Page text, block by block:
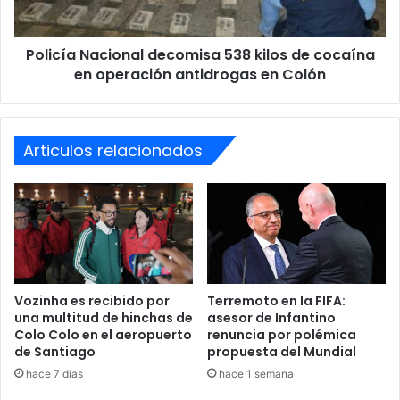
representar una reedición del histórico“Trio MSN”
Fuente ESPN
Tras sufrir una nueva lesión Neymar abandonó
Arabia Saudita y fue descubierto en Brasil
Brasil Neymar
en
operación
antidrogas
Policía Nacional decomisa 538 kilos de cocaína
en operación antidrogas en Colón
Articulos relacionados
Vozinha es recibido por
una multitud de hinchas de
Colo Colo en el aeropuerto
de Santiago
hace 7 días
Terremoto en la FIFA:
asesor de Infantino
renuncia por polémica
propuesta del Mundial
hace 1 semana